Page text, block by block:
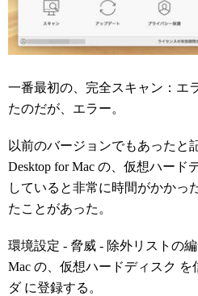
一番最初の、完全スキャン：エ
たのだが、エラー。
以前のバージョンでもあったと
Desktop for Mac の、仮想ハード
していると非常に時間がかかっ
たことがあった。
環境設定 - 脅威 - 除外リストの編
Mac の、仮想ハードディスク
ダ に登録する。